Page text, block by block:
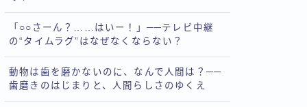
「○○さーん？……はいー！」──テレビ中継
の“タイムラグ”はなぜなくならない？
動物は歯を磨かないのに、なんで人間は？──
歯磨きのはじまりと、人間らしさのゆくえ